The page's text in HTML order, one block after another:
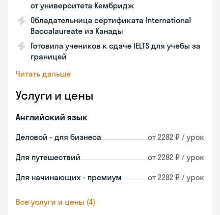
от университета Кембридж
Обладательница сертификата International
Baccalaureate из Канады
Готовила учеников к сдаче IELTS для учебы за
границей
Читать дальше
Услуги и цены
Английский язык
Деловой - для бизнеса от 2282 ₽ / урок
Для путешествий от 2282 ₽ / урок
Для начинающих - премиум от 2282 ₽ / урок
Все услуги и цены (4)